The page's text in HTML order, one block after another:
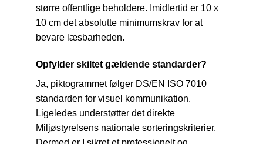
større offentlige beholdere. Imidlertid er 10 x
10 cm det absolutte minimumskrav for at
bevare læsbarheden.
Opfylder skiltet gældende standarder?
Ja, piktogrammet følger DS/EN ISO 7010
standarden for visuel kommunikation.
Ligeledes understøtter det direkte
Miljøstyrelsens nationale sorteringskriterier.